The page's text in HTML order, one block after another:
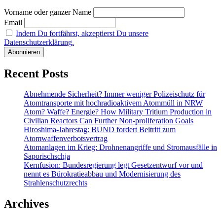
Vorname oder ganzer Name
Email
Indem Du fortfährst, akzeptierst Du unsere
Datenschutzerklärung.
Recent Posts
Abnehmende Sicherheit? Immer weniger Polizeischutz für
Atomtransporte mit hochradioaktivem Atommüll in NRW
Atom? Waffe? Energie? How Military Tritium Production in
Civilian Reactors Can Further Non-proliferation Goals
Hiroshima-Jahrestag: BUND fordert Beitritt zum
Atomwaffenverbotsvertrag
Atomanlagen im Krieg: Drohnenangriffe und Stromausfälle in
Saporischschja
Kernfusion: Bundesregierung legt Gesetzentwurf vor und
nennt es Bürokratieabbau und Modernisierung des
Strahlenschutzrechts
Archives